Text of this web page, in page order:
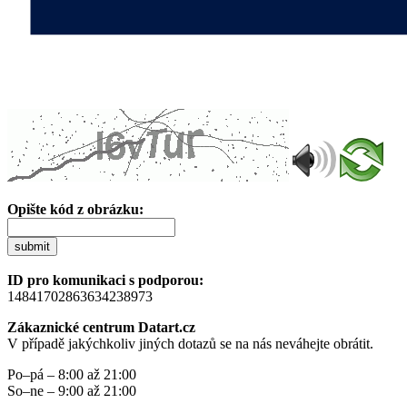
Opište kód z obrázku:
submit
ID pro komunikaci s podporou:
14841702863634238973
Zákaznické centrum Datart.cz
V případě jakýchkoliv jiných dotazů se na nás neváhejte obrátit.
Po–pá – 8:00 až 21:00
So–ne – 9:00 až 21:00